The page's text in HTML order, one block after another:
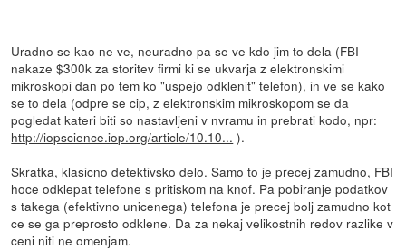
Uradno se kao ne ve, neuradno pa se ve kdo jim to dela (FBI
nakaze $300k za storitev firmi ki se ukvarja z elektronskimi
mikroskopi dan po tem ko "uspejo odklenit" telefon), in ve se kako
se to dela (odpre se cip, z elektronskim mikroskopom se da
pogledat kateri biti so nastavljeni v nvramu in prebrati kodo, npr:
http://iopscience.iop.org/article/10.10... ).
Skratka, klasicno detektivsko delo. Samo to je precej zamudno, FBI
hoce odklepat telefone s pritiskom na knof. Pa pobiranje podatkov
s takega (efektivno unicenega) telefona je precej bolj zamudno kot
ce se ga preprosto odklene. Da za nekaj velikostnih redov razlike v
ceni niti ne omenjam.